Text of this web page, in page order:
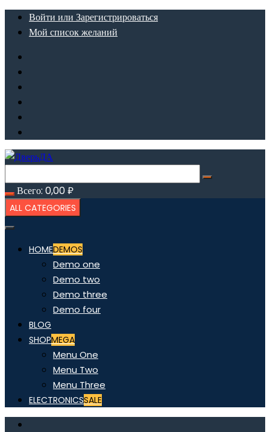
ПерейтиВойти или Зарегистрироваться
Мой список желаний
Всего: 0,00₽
ALL CATEGORIES
HOMEDEMOS
Demo one
Demo two
Demo three
Demo four
BLOG
SHOPMEGA
Menu One
Menu Two
Menu Three
ELECTRONICSSALE